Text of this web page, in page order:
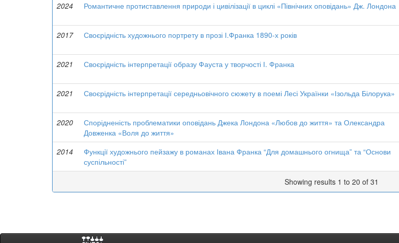
2024
Романтичне протиставлення природи і цивілізації в циклі «Північних оповідань» Дж. Лондона
2017
Своєрідність художнього портрету в прозі І.Франка 1890-х років
2021
Своєрідність інтерпретації образу Фауста у творчості І. Франка
2021
Своєрідність інтерпретації середньовічного сюжету в поемі Лесі Українки «Ізольда Білорука»
2020
Спорідненість проблематики оповідань Джека Лондона «Любов до життя» та Олександра
Довженка «Воля до життя»
2014
Функції художнього пейзажу в романах Івана Франка “Для домашнього огнища” та “Основи
суспільності”
Showing results 1 to 20 of 31